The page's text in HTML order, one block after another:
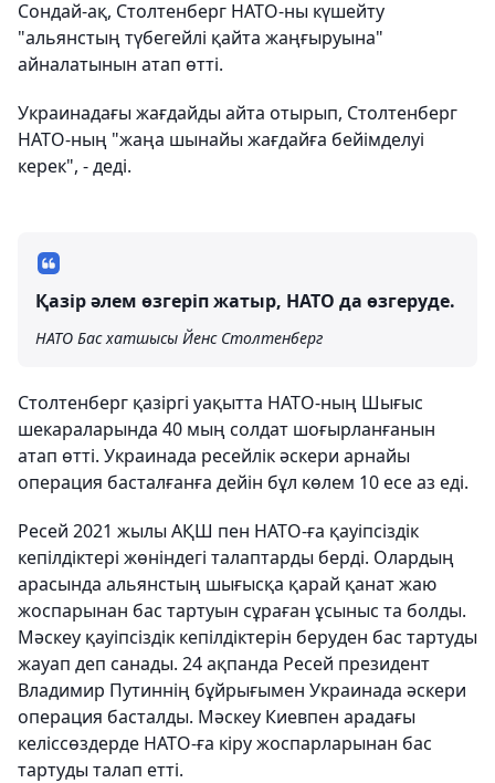
Сондай-ақ, Столтенберг НАТО-ны күшейту
"альянстың түбегейлі қайта жаңғыруына"
айналатынын атап өтті.
Украинадағы жағдайды айта отырып, Столтенберг
НАТО-ның "жаңа шынайы жағдайға бейімделуі
керек", - деді.
Қазір әлем өзгеріп жатыр, НАТО да өзгеруде.
НАТО Бас хатшысы Йенс Столтенберг
Столтенберг қазіргі уақытта НАТО-ның Шығыс
шекараларында 40 мың солдат шоғырланғанын
атап өтті. Украинада ресейлік әскери арнайы
операция басталғанға дейін бұл көлем 10 есе аз еді.
Ресей 2021 жылы АҚШ пен НАТО-ға қауіпсіздік
кепілдіктері жөніндегі талаптарды берді. Олардың
арасында альянстың шығысқа қарай қанат жаю
жоспарынан бас тартуын сұраған ұсыныс та болды.
Мәскеу қауіпсіздік кепілдіктерін беруден бас тартуды
жауап деп санады. 24 ақпанда Ресей президент
Владимир Путиннің бұйрығымен Украинада әскери
операция басталды. Мәскеу Киевпен арадағы
келіссөздерде НАТО-ға кіру жоспарларынан бас
тартуды талап етті.